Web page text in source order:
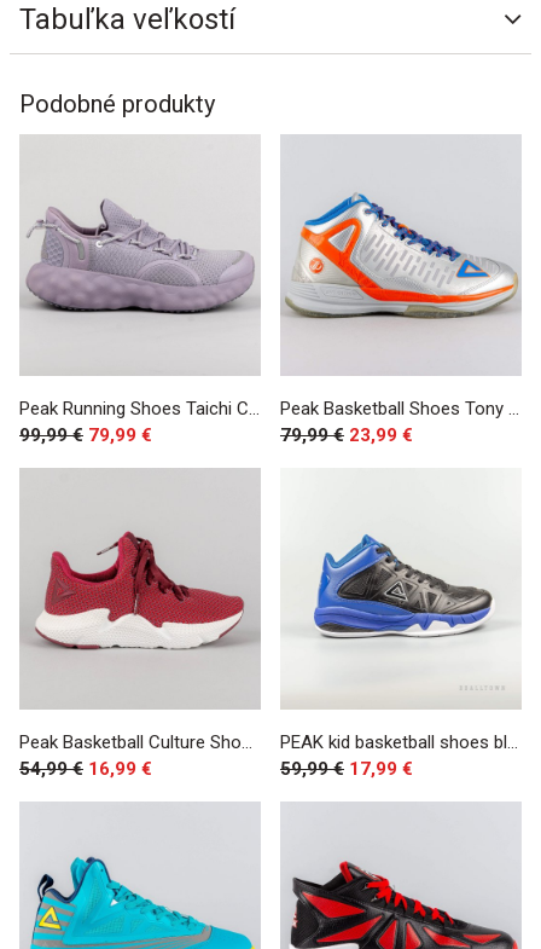
Tabuľka veľkostí
Podobné produkty
Peak Running Shoes Taichi Cloud R1 Martin Grey
99,99 € 79,99 €
Peak Basketball Shoes Tony Parker TP-9 II All-Star PE Silver/Orange
79,99 € 23,99 €
Peak Basketball Culture Shoes Sports Red
54,99 € 16,99 €
PEAK kid basketball shoes black/royal
59,99 € 17,99 €